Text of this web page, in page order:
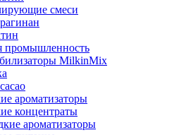
смеси
промышленность
MilkinMix
ароматизаторы
концентраты
ароматизаторы